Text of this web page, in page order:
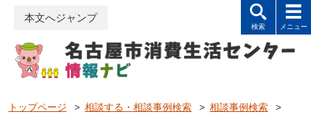
本文へジャンプ
トップページ > 相談する・相談事例検索 > 相談事例検索
>